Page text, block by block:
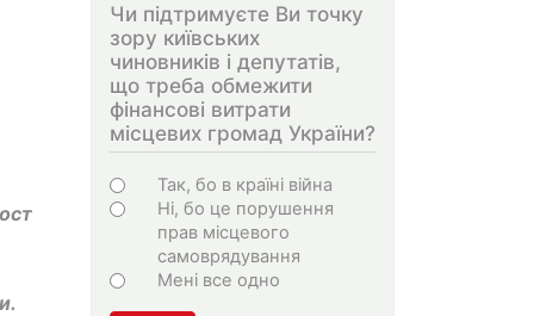
Чи підтримуєте Ви точку
зору київських
чиновників і депутатів,
що треба обмежити
фінансові витрати
місцевих громад України?
Choices
Так, бо в країні війна
Ні, бо це порушення
прав місцевого
самоврядування
Мені все одно